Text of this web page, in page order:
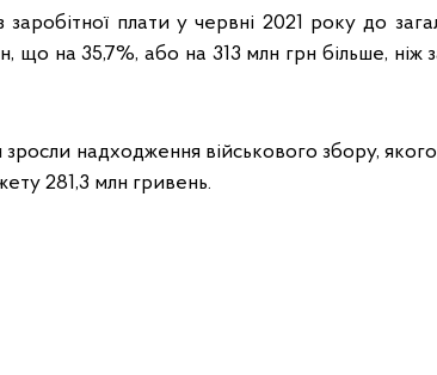
заробітної плати у червні 2021 року до
на 35,7%, або на 313 млн грн більше, ніж
надходження військового збору, якого
281,3 млн гривень.